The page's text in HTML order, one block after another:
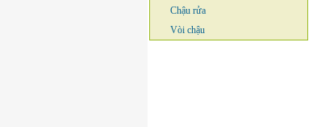
Chậu rửa
Vòi chậu